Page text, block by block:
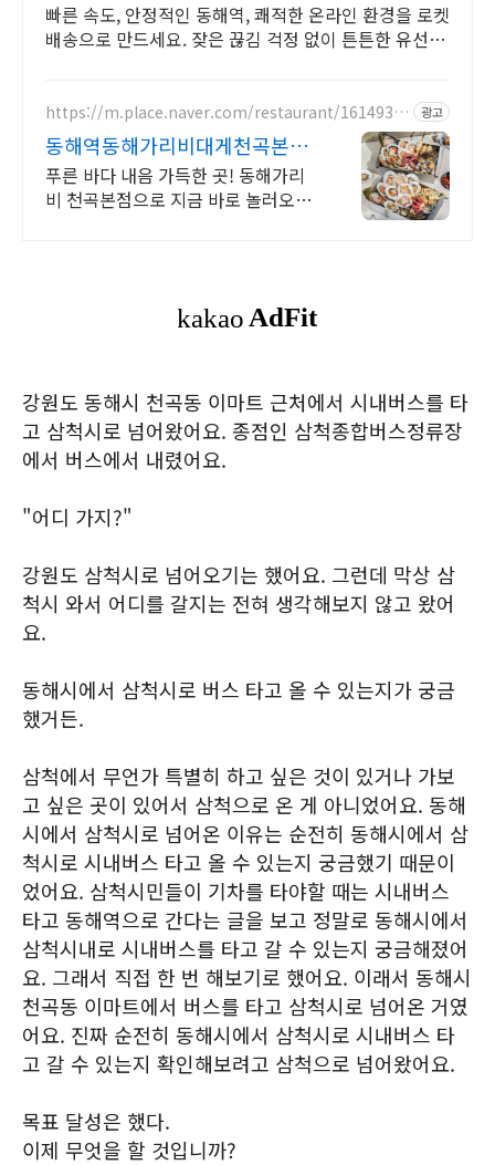
빠른 속도, 안정적인 동해역, 쾌적한 온라인 환경을 로켓
배송으로 만드세요. 잦은 끊김 걱정 없이 튼튼한 유선 연
https://m.place.naver.com/restaurant/1614938
광고
동해역동해가리비대게천곡본점
신선한 가리비와 해산물 가득
푸른 바다 내음 가득한 곳! 동해가리
비 천곡본점으로 지금 바로 놀러오세
강원도 동해시 천곡동 이마트 근처에서 시내버스를 타
고 삼척시로 넘어왔어요. 종점인 삼척종합버스정류장
에서 버스에서 내렸어요.
"어디 가지?"
강원도 삼척시로 넘어오기는 했어요. 그런데 막상 삼
척시 와서 어디를 갈지는 전혀 생각해보지 않고 왔어
요.
동해시에서 삼척시로 버스 타고 올 수 있는지가 궁금
했거든.
삼척에서 무언가 특별히 하고 싶은 것이 있거나 가보
고 싶은 곳이 있어서 삼척으로 온 게 아니었어요. 동해
시에서 삼척시로 넘어온 이유는 순전히 동해시에서 삼
척시로 시내버스 타고 올 수 있는지 궁금했기 때문이
었어요. 삼척시민들이 기차를 타야할 때는 시내버스
타고 동해역으로 간다는 글을 보고 정말로 동해시에서
삼척시내로 시내버스를 타고 갈 수 있는지 궁금해졌어
요. 그래서 직접 한 번 해보기로 했어요. 이래서 동해시
천곡동 이마트에서 버스를 타고 삼척시로 넘어온 거였
어요. 진짜 순전히 동해시에서 삼척시로 시내버스 타
고 갈 수 있는지 확인해보려고 삼척으로 넘어왔어요.
목표 달성은 했다.
이제 무엇을 할 것입니까?